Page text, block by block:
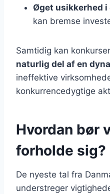
Øget usikkerhed
kan bremse
Samtidig kan
naturlig del af en
ineffektive
konkurrencedygtige
Hvordan bør
forholde sig?
De nyeste tal fra
understreger